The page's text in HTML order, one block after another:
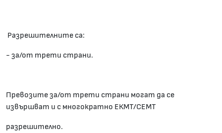
Разрешителните са:
- за/от трети страни.
Превозите за/от трети страни могат да се
извършват и с многократно ЕКМТ/СЕМТ
разрешително.